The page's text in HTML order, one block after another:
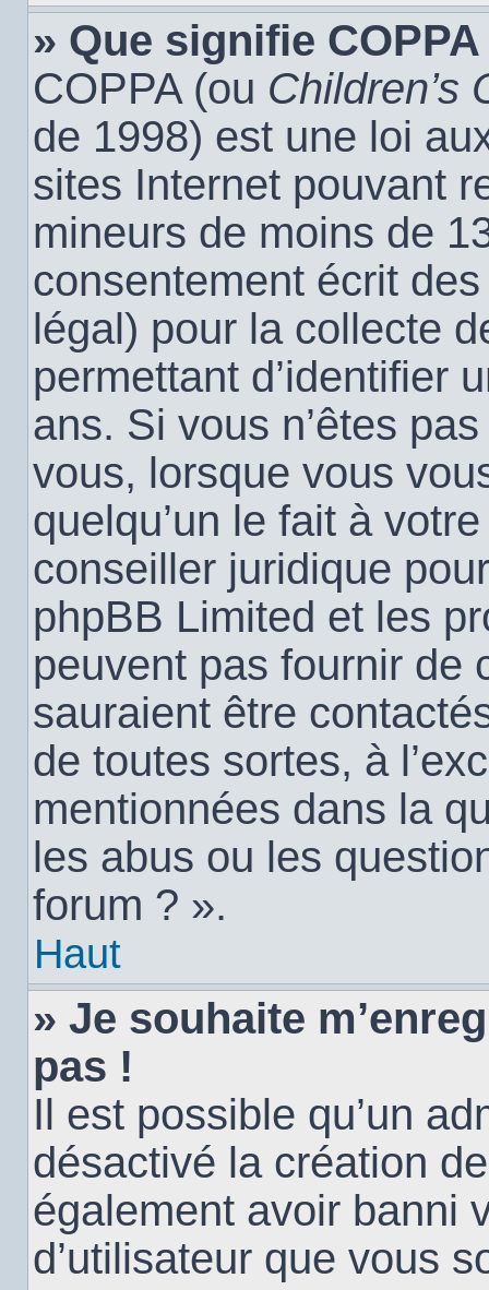
» Que signifie
COPPA (ou Children’s
de 1998) est une loi
sites Internet pouvant
mineurs de moins de
consentement écrit
légal) pour la collecte
permettant d’identifier
ans. Si vous n’êtes
vous, lorsque vous
quelqu’un le fait à
conseiller juridique
phpBB Limited et les
peuvent pas fournir de
sauraient être
de toutes sortes, à
mentionnées dans la
les abus ou les
forum ? ».
Haut
» Je souhaite
pas !
Il est possible qu’un
désactivé la création
également avoir banni
d’utilisateur que vous